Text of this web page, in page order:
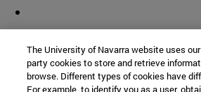
The University of Navarra website uses
party cookies to store and retrieve
browse. Different types of cookies have
For example, to identify you as a user,